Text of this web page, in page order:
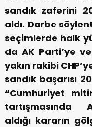
sandık zaferini
aldı. Darbe
seçimlerde halk
da AK Parti’ye
yakın rakibi
sandık başarısı
“Cumhuriyet
tartışmasında
aldığı kararın